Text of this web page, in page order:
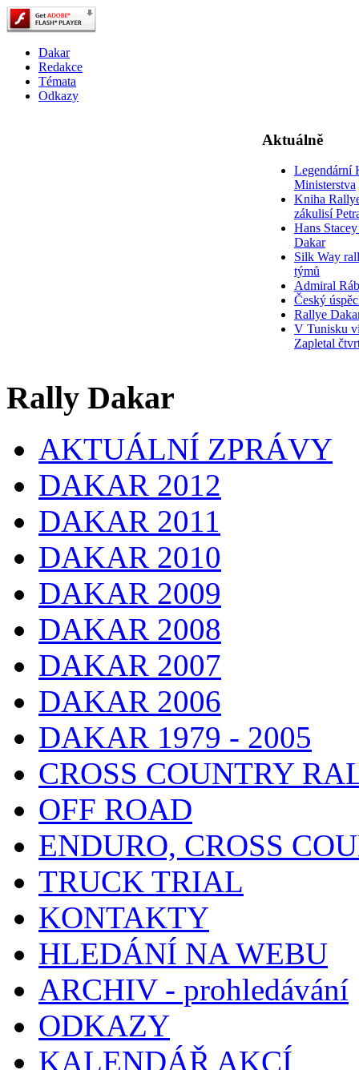
Dakar
Redakce
Témata
Odkazy
Aktuálně
Legendární
Ministerstva
Kniha
zákulisí
Hans
Dakar
Silk Way
týmů
Admiral
Český
Rallye
V Tunisku
Zapletal
Rally Dakar
AKTUÁLNÍ ZPRÁVY
DAKAR 2012
DAKAR 2011
DAKAR 2010
DAKAR 2009
DAKAR 2008
DAKAR 2007
DAKAR 2006
DAKAR 1979 - 2005
CROSS COUNTRY
OFF ROAD
ENDURO, CROSS
TRUCK TRIAL
KONTAKTY
HLEDÁNÍ NA WEBU
ARCHIV - prohledávání
ODKAZY
KALENDÁŘ AKCÍ